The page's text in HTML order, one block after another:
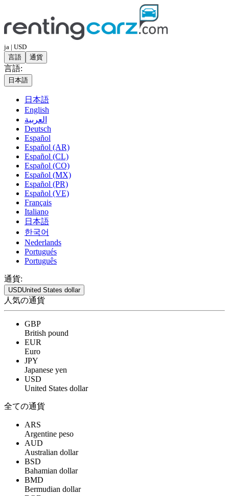
ja | USD
言語
通貨
言語:
日本語
日本語
English
العربية
Deutsch
Español
Español (AR)
Español (CL)
Español (CO)
Español (MX)
Español (PR)
Español (VE)
Français
Italiano
日本語
한국어
Nederlands
Portugués
Português
通貨:
USDUnited States dollar
人気の通貨
GBP
British pound
EUR
Euro
JPY
Japanese yen
USD
United States dollar
全ての通貨
ARS
Argentine peso
AUD
Australian dollar
BSD
Bahamian dollar
BMD
Bermudian dollar